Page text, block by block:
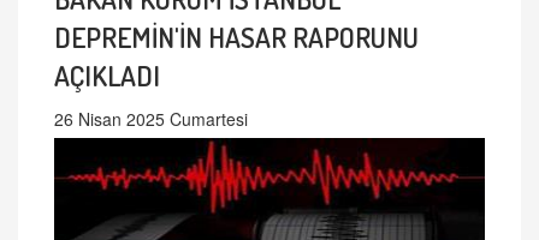
DEPREMİN'İN HASAR RAPORUNU
AÇIKLADI
26 Nisan 2025 Cumartesi